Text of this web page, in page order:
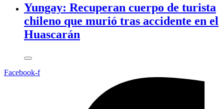
Yungay: Recuperan cuerpo de turista
chileno que murió tras accidente en el
Huascarán
Facebook-f